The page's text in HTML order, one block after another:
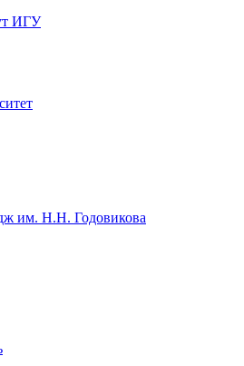
ИГУ
им. Н.Н. Годовикова